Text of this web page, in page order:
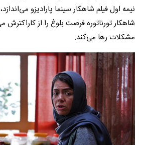
نیمه اول فیلم شاهکار سینما پارادیزو
شاهکار تورناتوره فرصت بلوغ را از کاراکترش
مشکلات رها می‌کند.